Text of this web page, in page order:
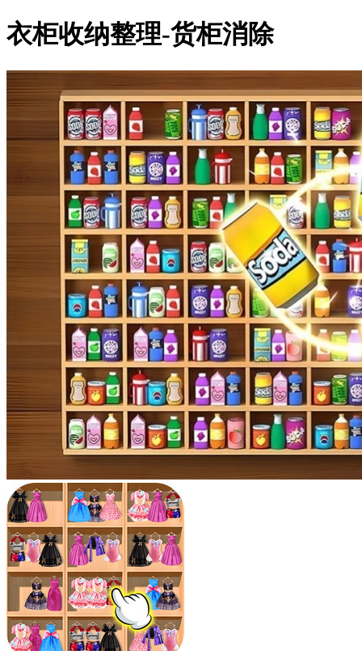
衣柜收纳整理-货柜消除